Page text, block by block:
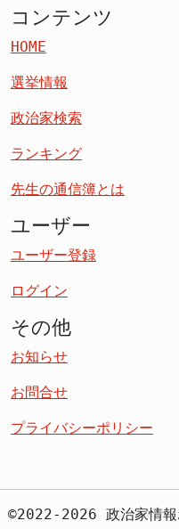
コンテンツ
HOME
選挙情報
政治家検索
ランキング
先生の通信簿とは
ユーザー
ユーザー登録
ログイン
その他
お知らせ
お問合せ
プライバシーポリシー
©2022-2026 政治家情報